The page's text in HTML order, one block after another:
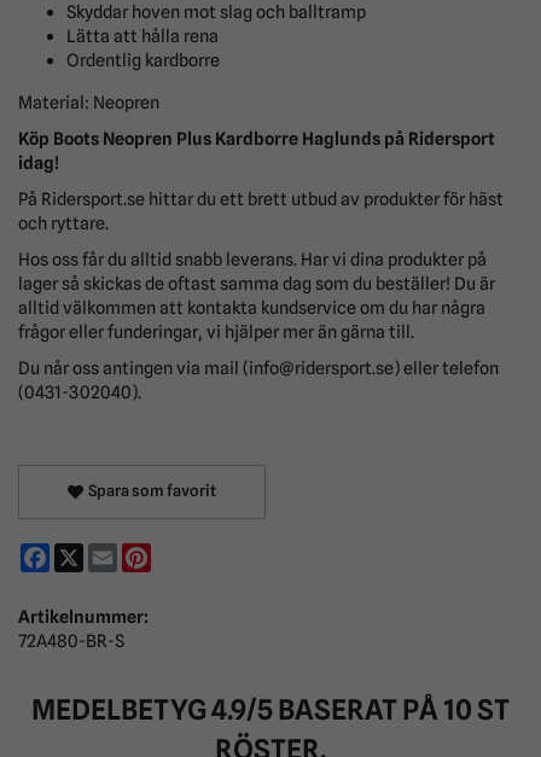
Skyddar hoven mot slag och balltramp
Lätta att hålla rena
Ordentlig kardborre
Material: Neopren
Köp Boots Neopren Plus Kardborre Haglunds på Ridersport
idag!
På Ridersport.se hittar du ett brett utbud av produkter för häst
och ryttare.
Hos oss får du alltid snabb leverans. Har vi dina produkter på
lager så skickas de oftast samma dag som du beställer! Du är
alltid välkommen att kontakta kundservice om du har några
frågor eller funderingar, vi hjälper mer än gärna till.
Du når oss antingen via mail (info@ridersport.se) eller telefon
(0431-302040).
Spara som favorit
Facebook
X Email
Artikelnummer:
72A480-BR-S
MEDELBETYG4.9/5 BASERAT PÅ 10ST
RÖSTER.